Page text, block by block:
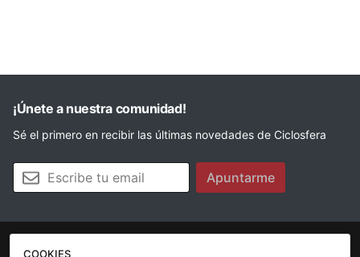
¡Únete a nuestra comunidad!
Sé el primero en recibir las últimas novedades de Ciclosfera
Tu email Apuntarme
COOKIES